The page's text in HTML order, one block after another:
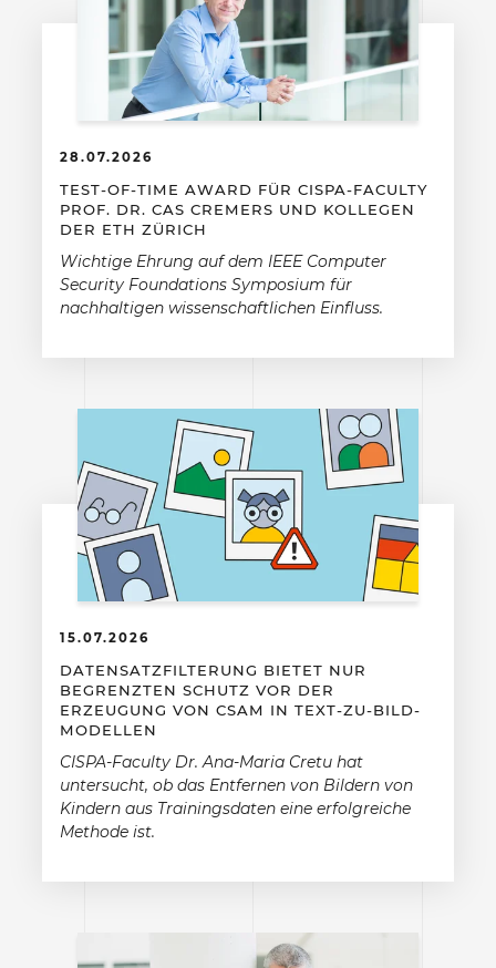
28.07.2026
TEST-OF-TIME AWARD FÜR CISPA-FACULTY
PROF. DR. CAS CREMERS UND KOLLEGEN
DER ETH ZÜRICH
Wichtige Ehrung auf dem IEEE Computer
Security Foundations Symposium für
nachhaltigen wissenschaftlichen Einfluss.
15.07.2026
DATENSATZFILTERUNG BIETET NUR
BEGRENZTEN SCHUTZ VOR DER
ERZEUGUNG VON CSAM IN TEXT-ZU-BILD-
MODELLEN
CISPA-Faculty Dr. Ana-Maria Cretu hat
untersucht, ob das Entfernen von Bildern von
Kindern aus Trainingsdaten eine erfolgreiche
Methode ist.